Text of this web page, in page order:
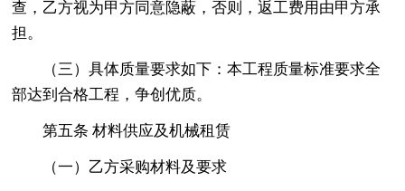
查，乙方视为甲方同意隐蔽，否则，返工费用由甲方承
担。
（三）具体质量要求如下：本工程质量标准要求全
部达到合格工程，争创优质。
第五条 材料供应及机械租赁
（一）乙方采购材料及要求